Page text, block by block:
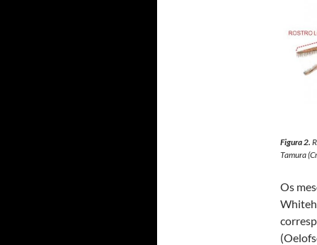
Figura 2.
Tamura
Os